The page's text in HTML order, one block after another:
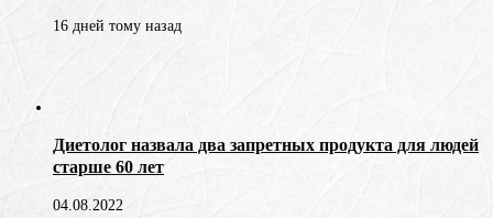
16 дней тому назад
Диетолог назвала два запретных продукта для людей
старше 60 лет
04.08.2022